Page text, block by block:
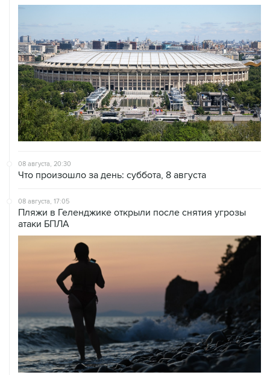
08 августа, 20:30
Что произошло за день: суббота, 8 августа
08 августа, 17:05
Пляжи в Геленджике открыли после снятия угрозы
атаки БПЛА